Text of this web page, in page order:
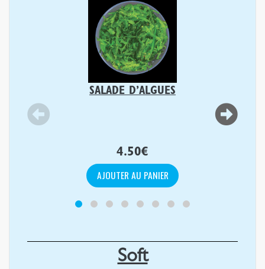
SALADE D’ALGUES
4.50€
AJOUTER AU PANIER
Soft